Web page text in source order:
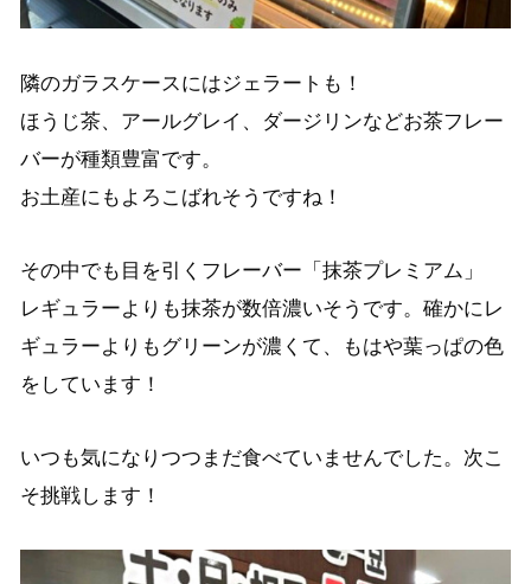
隣のガラスケースにはジェラートも！
ほうじ茶、アールグレイ、ダージリンなどお茶フレー
バーが種類豊富です。
お土産にもよろこばれそうですね！
その中でも目を引くフレーバー「抹茶プレミアム」
レギュラーよりも抹茶が数倍濃いそうです。確かにレ
ギュラーよりもグリーンが濃くて、もはや葉っぱの色
をしています！
いつも気になりつつまだ食べていませんでした。次こ
そ挑戦します！